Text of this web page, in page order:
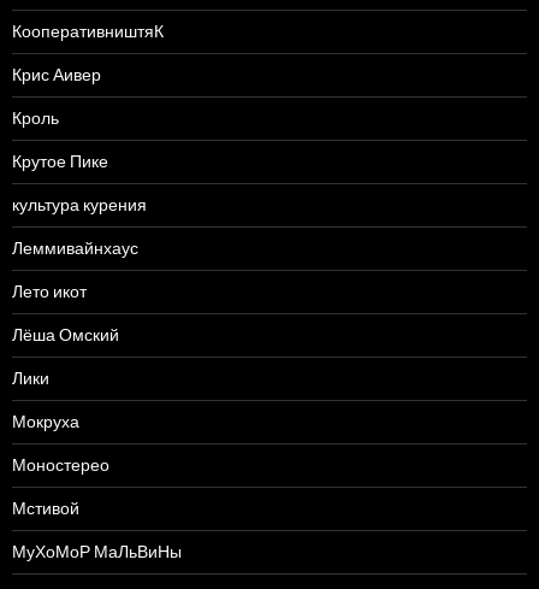
КооперативништяК
Крис Аивер
Кроль
Крутое Пике
культура курения
Леммивайнхаус
Лето икот
Лёша Омский
Лики
Мокруха
Моностерео
Мстивой
МуХоМоР МаЛьВиНы